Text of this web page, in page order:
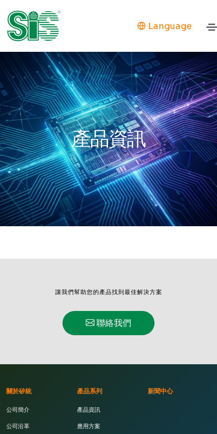
Language
產品資訊
讓我們幫助您的產品找到最佳解決方案
聯絡我們
關於矽統
公司簡介
公司沿革
產品系列
產品資訊
應用方案
新聞中心